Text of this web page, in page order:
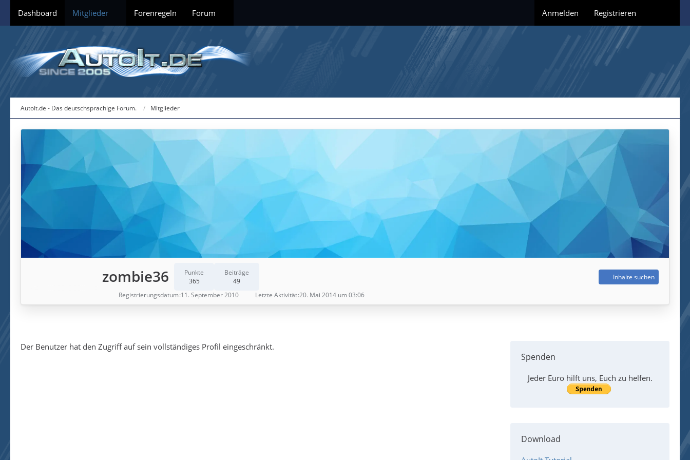
Dashboard Mitglieder Forenregeln Forum Anmelden Registrieren
AutoIt.de - Das deutschsprachige Forum. Mitglieder
zombie36
Punkte
365
Beiträge
49
Inhalte suchen
Registrierungsdatum 11. September 2010 Letzte Aktivität 20. Mai 2014 um 03:06
Der Benutzer hat den Zugriff auf sein vollständiges Profil eingeschränkt.
Spenden
Jeder Euro hilft uns, Euch zu helfen.
Download